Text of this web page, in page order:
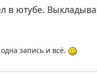
ютубе.
запись и всё.